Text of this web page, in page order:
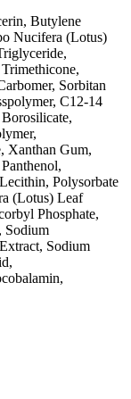
Butylene
Nucifera (Lotus)
Sorbitan
C12-14
Xanthan Gum,
Polysorbate
(Lotus) Leaf
Phosphate,
Sodium
Sodium